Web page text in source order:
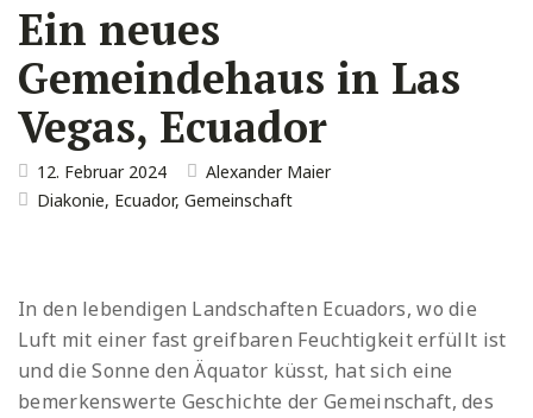
Ein neues
Gemeindehaus in Las
Vegas, Ecuador
12. Februar 2024
Alexander Maier
Diakonie, Ecuador, Gemeinschaft
In den lebendigen Landschaften Ecuadors, wo die
Luft mit einer fast greifbaren Feuchtigkeit erfüllt ist
und die Sonne den Äquator küsst, hat sich eine
bemerkenswerte Geschichte der Gemeinschaft, des